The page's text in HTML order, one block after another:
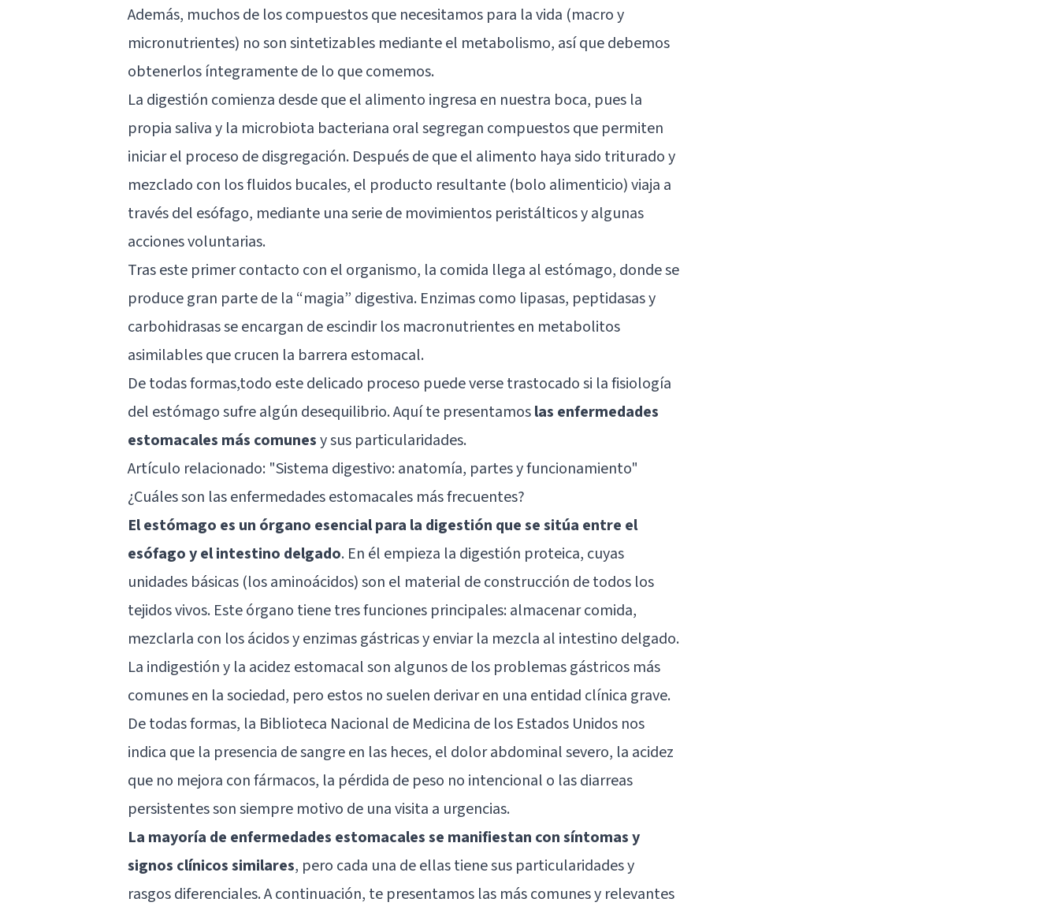
Además, muchos de los compuestos que necesitamos para la vida (macro y
micronutrientes) no son sintetizables mediante el metabolismo, así que debemos
obtenerlos íntegramente de lo que comemos.
La digestión comienza desde que el alimento ingresa en nuestra boca, pues la
propia saliva y la microbiota bacteriana oral segregan compuestos que permiten
iniciar el proceso de disgregación. Después de que el alimento haya sido triturado y
mezclado con los fluidos bucales, el producto resultante (bolo alimenticio) viaja a
través del esófago, mediante una serie de movimientos peristálticos y algunas
acciones voluntarias.
Tras este primer contacto con el organismo, la comida llega al estómago, donde se
produce gran parte de la “magia” digestiva. Enzimas como lipasas, peptidasas y
carbohidrasas se encargan de escindir los macronutrientes en metabolitos
asimilables que crucen la barrera estomacal.
De todas formas,todo este delicado proceso puede verse trastocado si la fisiología
del estómago sufre algún desequilibrio. Aquí te presentamoslas enfermedades
estomacales más comunesy sus particularidades.
Artículo relacionado: "Sistema digestivo: anatomía, partes y funcionamiento"
¿Cuáles son las enfermedades estomacales más frecuentes?
El estómago es un órgano esencial para la digestión que se sitúa entre el
esófago y el intestino delgado. En él empieza la digestión proteica, cuyas
unidades básicas (los aminoácidos) son el material de construcción de todos los
tejidos vivos. Este órgano tiene tres funciones principales: almacenar comida,
mezclarla con los ácidos y enzimas gástricas y enviar la mezcla al intestino delgado.
La indigestión y la acidez estomacal son algunos de los problemas gástricos más
comunes en la sociedad, pero estos no suelen derivar en una entidad clínica grave.
De todas formas, la Biblioteca Nacional de Medicina de los Estados Unidos nos
indica que la presencia de sangre en las heces, el dolor abdominal severo, la acidez
que no mejora con fármacos, la pérdida de peso no intencional o las diarreas
persistentes son siempre motivo de una visita a urgencias.
La mayoría de enfermedades estomacales se manifiestan con síntomas y
signos clínicos similares, pero cada una de ellas tiene sus particularidades y
rasgos diferenciales. A continuación, te presentamos las más comunes y relevantes